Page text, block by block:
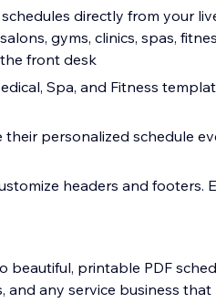
directly from your
gyms, clinics, spas,
front desk
Spa, and Fitness
their personalized schedule
headers and footers.
printable PDF
and any service business that